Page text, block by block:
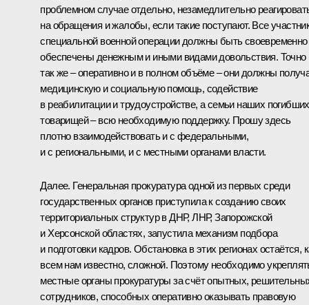
проблемном случае отдельно, незамедлительно
на обращения и жалобы, если такие поступают. Все
специальной военной операции должны быть своевременно
обеспечены денежным и иными видами довольствия. Точно
так же – оперативно и в полном объёме – они должны
медицинскую и социальную помощь, содействие
в реабилитации и трудоустройстве, а семьи наших погибших
товарищей – всю необходимую поддержку. Прошу здесь
плотно взаимодействовать и с федеральными,
и с региональными, и с местными органами власти.
Далее. Генеральная прокуратура одной из первых среди
государственных органов приступила к созданию своих
территориальных структур в ДНР, ЛНР, Запорожской
и Херсонской областях, запустила механизм подбора
и подготовки кадров. Обстановка в этих регионах остаётся,
всем нам известно, сложной. Поэтому необходимо
местные органы прокуратуры за счёт опытных,
сотрудников, способных оперативно оказывать правовую